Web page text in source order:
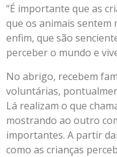
“É importante que as
que os animais sentem
enfim, que são
perceber o mundo e
No abrigo, recebem
voluntárias,
Lá realizam o que
mostrando ao outro
importantes. A partir
como as crianças